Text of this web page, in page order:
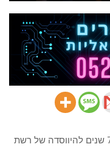
משפחת פדרמן והנהלת מלונות דן ציינו 75 שנים להיווסדה של רשת